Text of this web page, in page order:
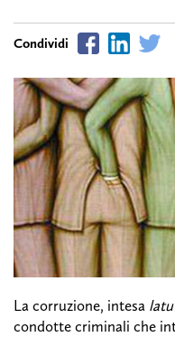
La corruzione, intesa
condotte criminali che